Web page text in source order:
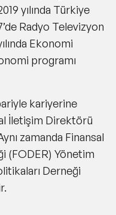
yılında Türkiye
Radyo Televizyon
Ekonomi
programı
kariyerine
İletişim Direktörü
zamanda Finansal
(FODER) Yönetim
Derneği